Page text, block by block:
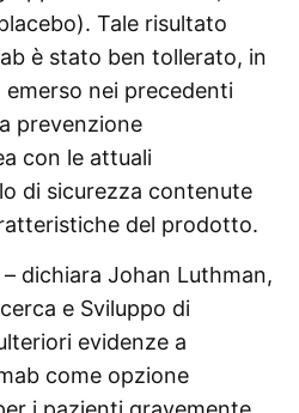
Tale risultato
è stato ben tollerato, in
nei precedenti
prevenzione
con le attuali
di sicurezza contenute
del prodotto.
dichiara Johan Luthman,
e Sviluppo di
evidenze a
come opzione